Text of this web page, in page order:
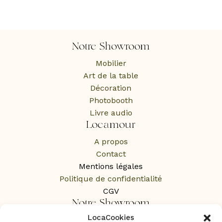
LocaCookies
Notre Showroom
Mobilier
Art de la table
Décoration
Photobooth
Livre audio
Locamour
A propos
Contact
Mentions légales
Politique de confidentialité
CGV
Notre Showroom
1 Rue des Rochers,